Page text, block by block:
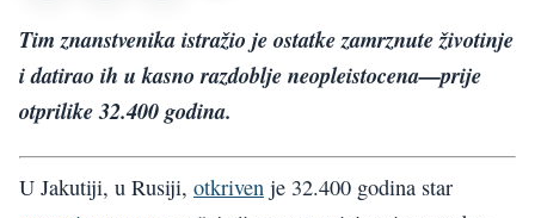
Tim znanstvenika istražio je ostatke zamrznute životinje
i datirao ih u kasno razdoblje neopleistocena—prije
otprilike 32.400 godina.
U Jakutiji, u Rusiji, otkriven je 32.400 godina star